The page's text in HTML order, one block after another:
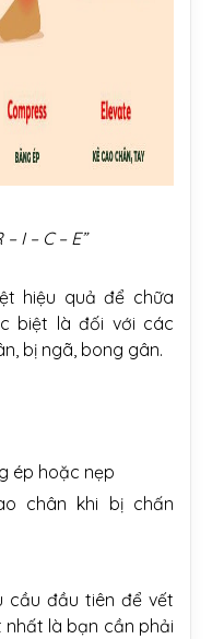
I – C – E”
hiệu quả để chữa
biệt là đối với các
bị ngã, bong gân.
ép hoặc nẹp
chân khi bị chấn
cầu đầu tiên để vết
là bạn cần phải